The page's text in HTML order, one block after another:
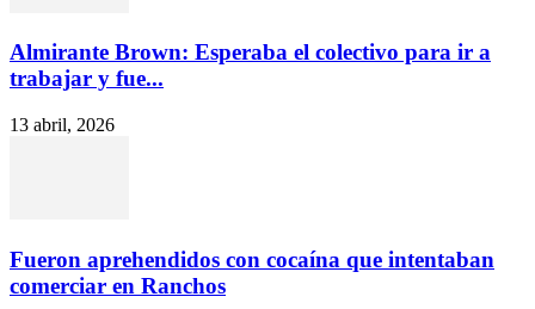
Almirante Brown: Esperaba el colectivo para ir a
trabajar y fue...
13 abril, 2026
Fueron aprehendidos con cocaína que intentaban
comerciar en Ranchos